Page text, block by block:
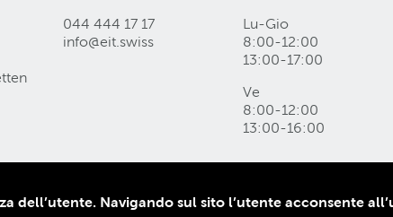
044 444 17 17
info@eit swiss
Lu-Gio
8:00-12:00
13:00-17:00
Ve
8:00-12:00
13:00-16:00
dell’utente. Navigando sul sito l’utente acconsente